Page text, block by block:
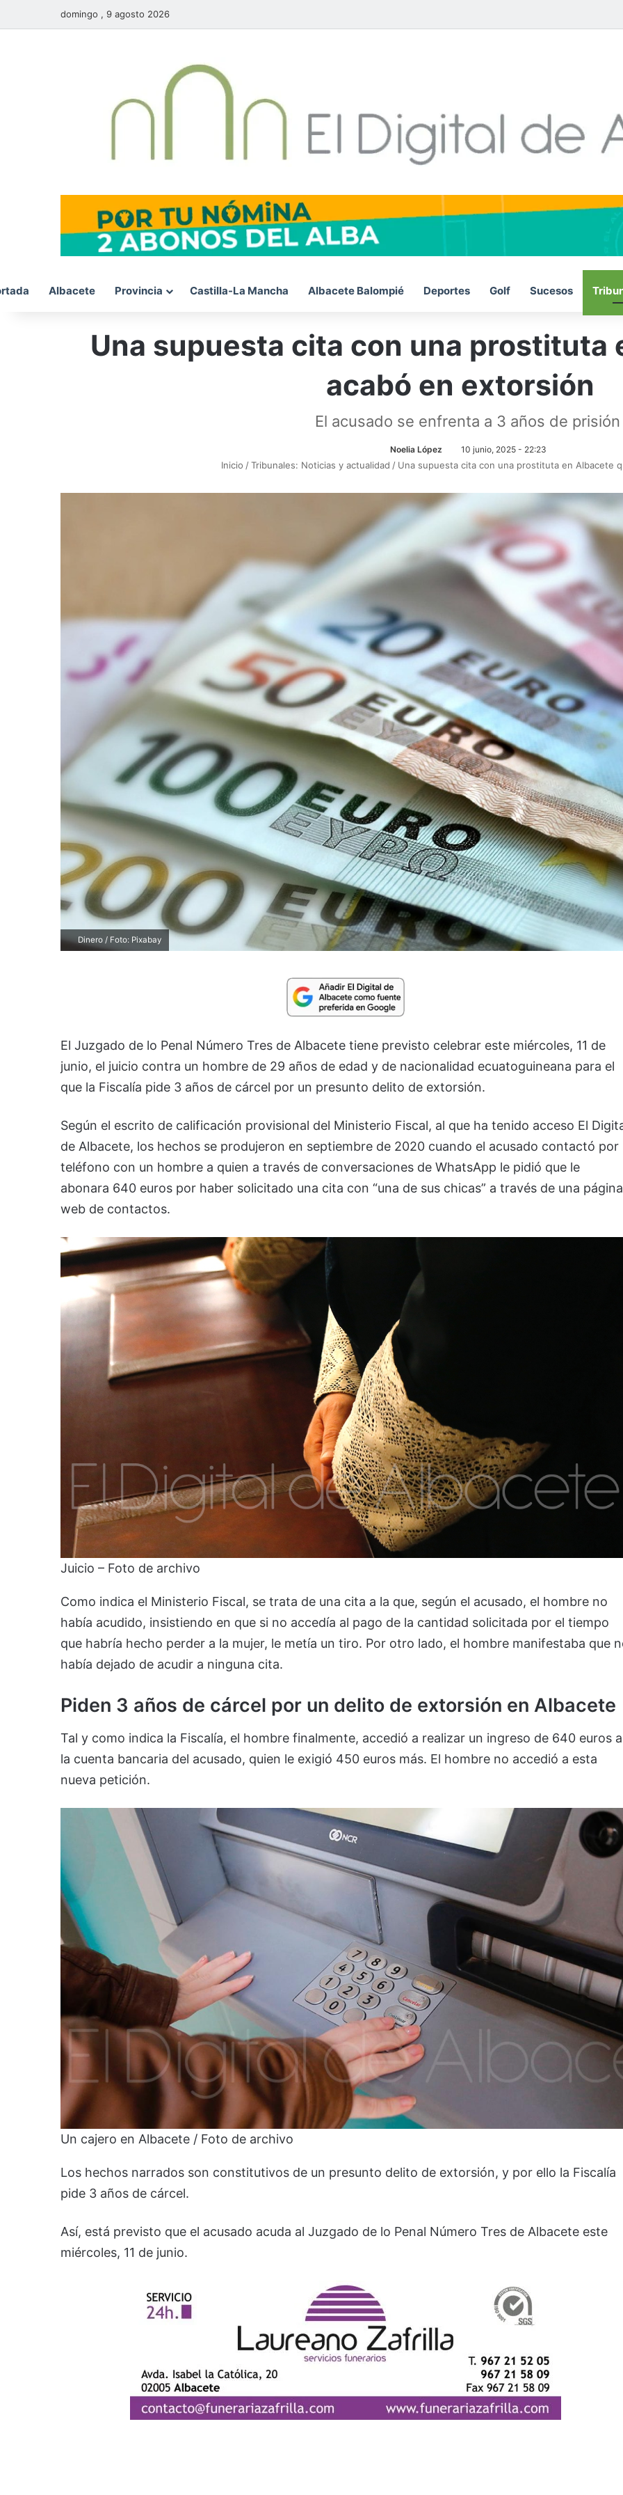
domingo , 9 agosto 2026
Albacete Provincia Castilla-La Mancha Albacete Balompié Deportes Golf Sucesos
Una supuesta cita con una prostituta
acabó en extorsión
El acusado se enfrenta a 3 años de prisión
Noelia López 10 junio, 2025 - 22:23
Inicio /Tribunales: Noticias y actualidad / Una supuesta cita con una prostituta en Albacete
Dinero / Foto: Pixabay
El Juzgado de lo Penal Número Tres de Albacete tiene previsto celebrar este miércoles, 11 de
junio, el juicio contra un hombre de 29 años de edad y de nacionalidad ecuatoguineana para el
que la Fiscalía pide 3 años de cárcel por un presunto delito de extorsión.
Según el escrito de calificación provisional del Ministerio Fiscal, al que ha tenido acceso El
de Albacete, los hechos se produjeron en septiembre de 2020 cuando el acusado contactó por
teléfono con un hombre a quien a través de conversaciones de WhatsApp le pidió que le
abonara 640 euros por haber solicitado una cita con “una de sus chicas” a través de una página
web de contactos.
Juicio – Foto de archivo
Como indica el Ministerio Fiscal, se trata de una cita a la que, según el acusado, el hombre no
había acudido, insistiendo en que si no accedía al pago de la cantidad solicitada por el tiempo
que habría hecho perder a la mujer, le metía un tiro. Por otro lado, el hombre manifestaba que
había dejado de acudir a ninguna cita.
Piden 3 años de cárcel por un delito de extorsión en Albacete
Tal y como indica la Fiscalía, el hombre finalmente, accedió a realizar un ingreso de 640 euros a
la cuenta bancaria del acusado, quien le exigió 450 euros más. El hombre no accedió a esta
nueva petición.
Un cajero en Albacete / Foto de archivo
Los hechos narrados son constitutivos de un presunto delito de extorsión, y por ello la Fiscalía
pide 3 años de cárcel.
Así, está previsto que el acusado acuda al Juzgado de lo Penal Número Tres de Albacete este
miércoles, 11 de junio.